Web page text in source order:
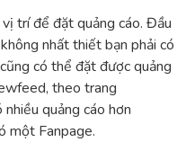
trí để đặt quảng cáo. Đầu
nhất thiết bạn phải có
có thể đặt được quảng
theo trang
quảng cáo hơn
một Fanpage.